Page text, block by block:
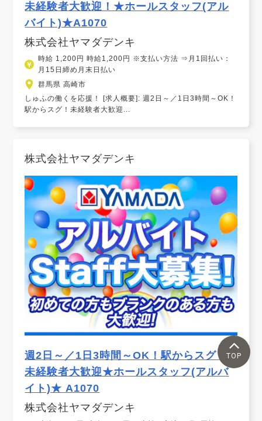
未経験者大歓迎！★ホールスタッフ(アル
バイト)★A1070
株式会社ヤマダデンキ
時給 1,200円 時給1,200円 ※支払い方法 ⇒月1回払い：
月15日締め月末日払い
群馬県 高崎市
しゅふの働くを応援！ [求人概要]: 週2日～／1日3時間～OK！
駅からスグ！未経験者大歓迎...
株式会社ヤマダデンキ
週2日～／1日3時間～OK！駅からスグ！
未経験者大歓迎★ホールスタッフ(アルバ
イト)★ A1070
株式会社ヤマダデンキ
TOP